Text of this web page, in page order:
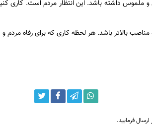
داشته باشد. این انتظار مردم است. کاری کنیم
بالاتر باشد. هر لحظه کاری که برای رفاه
فرمایید.